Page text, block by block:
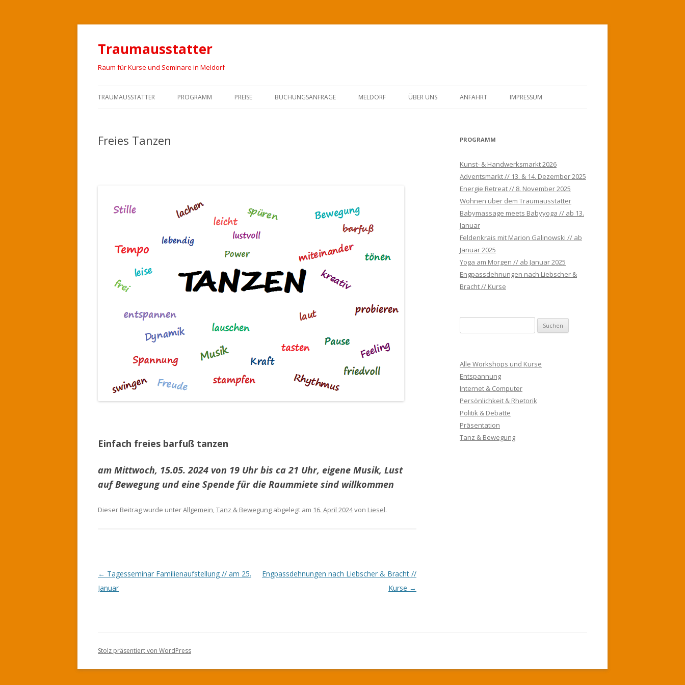
Traumausstatter
Raum für Kurse und Seminare in Meldorf
TRAUMAUSSTATTER PROGRAMM PREISE BUCHUNGSANFRAGE MELDORF ÜBER UNS ANFAHRT IMPRESSUM
Freies Tanzen
Einfach freies barfuß tanzen
am Mittwoch, 15.05. 2024 von 19 Uhr bis ca 21 Uhr, eigene Musik, Lust
auf Bewegung und eine Spende für die Raummiete sind willkommen
Dieser Beitrag wurde unterAllgemein,Tanz & Bewegung abgelegt am 16. April 2024von Liesel.
Beitrags-
Navigation
← Tagesseminar Familienaufstellung // am 25.
Januar
Engpassdehnungen nach Liebscher & Bracht //
Kurse →
PROGRAMM
Kunst- & Handwerksmarkt 2026
Adventsmarkt // 13. & 14. Dezember 2025
Energie Retreat // 8. November 2025
Wohnen über dem Traumausstatter
Babymassage meets Babyyoga // ab 13.
Januar
Feldenkrais mit Marion Galinowski // ab
Januar 2025
Yoga am Morgen // ab Januar 2025
Engpassdehnungen nach Liebscher &
Bracht // Kurse
u
h
e
n
n
a
c
h
Alle Workshops und Kurse
Entspannung
Internet & Computer
Persönlichkeit & Rhetorik
Politik & Debatte
Präsentation
Tanz & Bewegung
Stolz präsentiert von WordPress